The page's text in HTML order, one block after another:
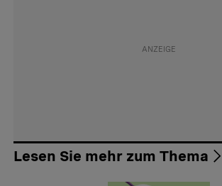
Lesen Sie mehr zum Thema